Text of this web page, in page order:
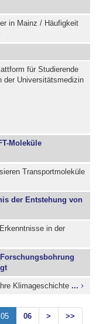
in Mainz / Häufigkeit
für Studierende
der Universitätsmedizin
Moleküle
Transportmoleküle
der Entstehung von
in der
Klimageschichte...
05 06 > >>